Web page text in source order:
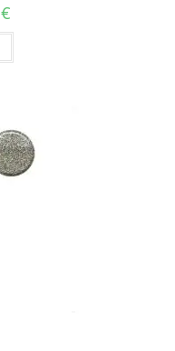
€